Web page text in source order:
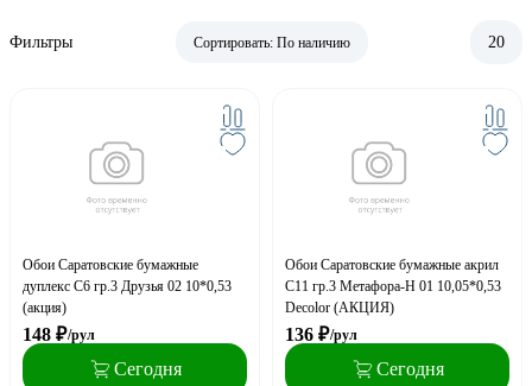
Фильтры Сортировать: По наличию 20
Обои Саратовские бумажные
дуплекс С6 гр.3 Друзья 02 10*0,53
(акция)
148 ₽/рул
Сегодня
Обои Саратовские бумажные акрил
С11 гр.3 Метафора-Н 01 10,05*0,53
Decolor (АКЦИЯ)
136 ₽/рул
Сегодня